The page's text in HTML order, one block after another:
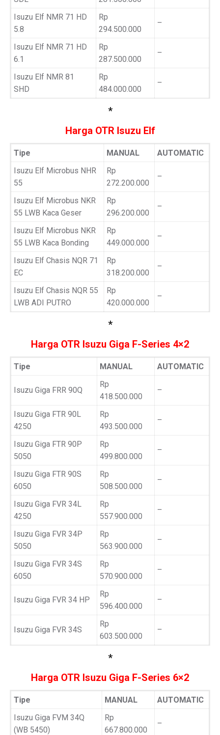
Isuzu Elf NMR 71 HD
5.8
Rp
294.500.000
–
Isuzu Elf NMR 71 HD
6.1
Rp
287.500.000
–
Isuzu Elf NMR 81
SHD
Rp
484.000.000
–
*
Harga OTR Isuzu Elf
Tipe MANUAL
AUTOMATIC
Isuzu Elf Microbus NHR
55
Rp
272.200.000
–
Isuzu Elf Microbus NKR
55 LWB Kaca Geser
Rp
296.200.000
–
Isuzu Elf Microbus NKR
55 LWB Kaca Bonding
Rp
449.000.000
–
Isuzu Elf Chasis NQR 71
EC
Rp
318.200.000
–
Isuzu Elf Chasis NQR 55
LWB ADI PUTRO
Rp
420.000.000
–
*
Harga OTR Isuzu Giga F-Series 4×2
Tipe MANUAL AUTOMATIC
Isuzu Giga FRR 90Q
Rp
418.500.000
–
Isuzu Giga FTR 90L
4250
Rp
493.500.000
–
Isuzu Giga FTR 90P
5050
Rp
499.800.000
–
Isuzu Giga FTR 90S
6050
Rp
508.500.000
–
Isuzu Giga FVR 34L
4250
Rp
557.900.000
–
Isuzu Giga FVR 34P
5050
Rp
563.900.000
–
Isuzu Giga FVR 34S
6050
Rp
570.900.000
–
Isuzu Giga FVR 34 HP
Rp
596.400.000
–
Isuzu Giga FVR 34S
Rp
603.500.000
–
*
Harga OTR Isuzu Giga F-Series 6×2
Tipe MANUAL
AUTOMATIC
Isuzu Giga FVM 34Q
(WB 5450)
Rp
667.800.000
–